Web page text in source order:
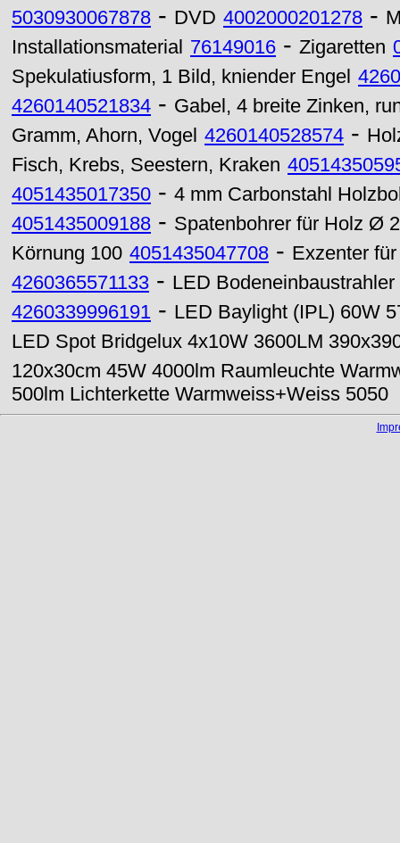
5030930067878 - DVD 4002000201278 -
Installationsmaterial 76149016 - Zigaretten
Spekulatiusform, 1 Bild, kniender Engel
4260140521834 - Gabel, 4 breite Zinken,
Gramm, Ahorn, Vogel 4260140528574 -
Fisch, Krebs, Seestern, Kraken
4051435017350 - 4 mm Carbonstahl
4051435009188 - Spatenbohrer für Holz Ø
Körnung 100 4051435047708 - Exzenter
4260365571133 - LED
4260339996191 - LED Baylight (IPL) 60W
LED Spot Bridgelux 4x10W 3600LM
120x30cm 45W 4000lm Raumleuchte
500lm Lichterkette Warmweiss+Weiss 5050